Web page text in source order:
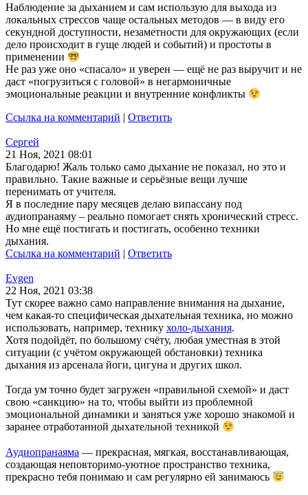
Наблюдение за дыханием и сам использую для выхода из
локальных стрессов чаще остальных методов — в виду его
секундной доступности, незаметности для окружающих (если
дело происходит в гуще людей и событий) и простоты в
применении
Не раз уже оно «спасало» и уверен — ещё не раз выручит и не
даст «погрузиться с головой» в негармоничные
эмоциональные реакции и внутренние конфликты
Ссылка на комментарий | Ответить
Сергей
21 Ноя, 2021 08:01
Благодарю! Жаль только само дыхание не показал, но это и
правильно. Такие важные и серьёзные вещи лучше
перенимать от учителя.
Я в последние пару месяцев делаю випассану под
аудиопранаяму – реально помогает снять хронический стресс.
Но мне ещё постигать и постигать, особенно техники
дыхания.
Ссылка на комментарий | Ответить
Evgen
22 Ноя, 2021 03:38
Тут скорее важно само направление внимания на дыхание,
чем какая-то специфическая дыхательная техника, но можно
использовать, например, технику холо-дыхания.
Хотя подойдёт, по большому счёту, любая уместная в этой
ситуации (с учётом окружающей обстановки) техника
дыхания из арсенала йоги, цигуна и других школ.
Тогда ум точно будет загружен «правильной схемой» и даст
свою «санкцию» на то, чтобы выйти из проблемной
эмоциональной динамики и заняться уже хорошо знакомой и
заранее отработанной дыхательной техникой
Аудиопранаяма — прекрасная, мягкая, восстанавливающая,
создающая неповторимо-уютное пространство техника,
прекрасно тебя понимаю и сам регулярно ей занимаюсь